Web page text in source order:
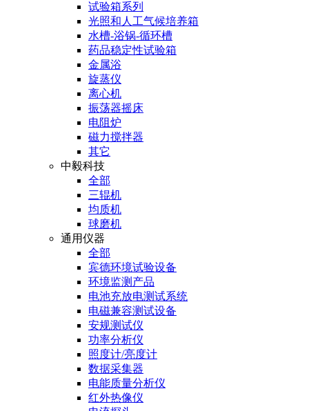
试验箱系列
光照和人工气候培养箱
水槽-浴锅-循环槽
药品稳定性试验箱
金属浴
旋蒸仪
离心机
振荡器摇床
电阻炉
磁力搅拌器
其它
中毅科技
全部
三辊机
均质机
球磨机
通用仪器
全部
宾德环境试验设备
环境监测产品
电池充放电测试系统
电磁兼容测试设备
安规测试仪
功率分析仪
照度计/亮度计
数据采集器
电能质量分析仪
红外热像仪